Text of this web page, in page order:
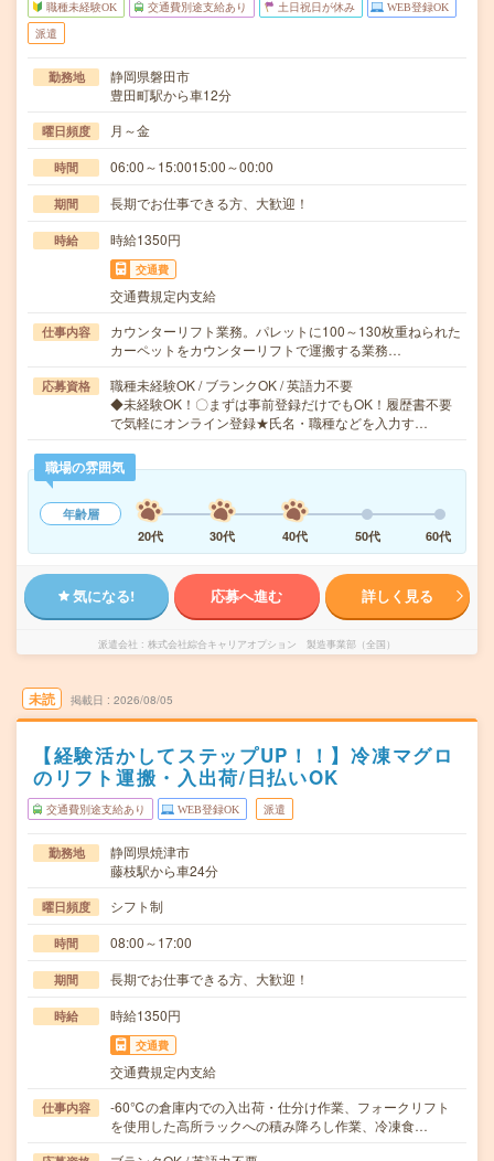
職種未経験OK 交通費別途支給あり 土日祝日が休み WEB登録OK
派遣
勤務地
静岡県磐田市
豊田町駅から車12分
曜日頻度 月～金
時間 06:00～15:0015:00～00:00
期間 長期でお仕事できる方、大歓迎！
時給 時給1350円
交通費
交通費規定内支給
仕事内容
カウンターリフト業務。パレットに100～130枚重ねられた
カーペットをカウンターリフトで運搬する業務…
応募資格
職種未経験OK / ブランクOK / 英語力不要
◆未経験OK！〇まずは事前登録だけでもOK！履歴書不要
で気軽にオンライン登録★氏名・職種などを入力す…
職場の雰囲気
年齢層
20代
30代 40代 50代 60代
気になる! 応募へ進む 詳しく見る
派遣会社 株式会社綜合キャリアオプション 製造事業部（全国）
未読 掲載日 2026/08/05
【経験活かしてステップUP！！】冷凍マグロ
のリフト運搬・入出荷/日払いOK
交通費別途支給あり WEB登録OK 派遣
勤務地
静岡県焼津市
藤枝駅から車24分
曜日頻度 シフト制
時間 08:00～17:00
期間 長期でお仕事できる方、大歓迎！
時給 時給1350円
交通費
交通費規定内支給
仕事内容
-60℃の倉庫内での入出荷・仕分け作業、フォークリフト
を使用した高所ラックへの積み降ろし作業、冷凍食…